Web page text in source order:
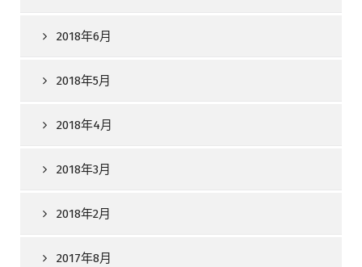
2018年6月
2018年5月
2018年4月
2018年3月
2018年2月
2017年8月